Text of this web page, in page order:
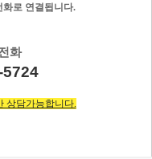
화로 연결됩니다.
화
상담가능합니다.